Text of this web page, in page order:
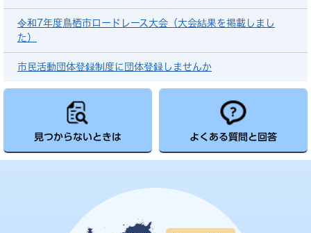
令和7年度鳥栖市ロードレース大会（大会結果を掲載しまし
た）
市民活動団体登録制度に団体登録しませんか
見つからないときは よくある質問と回答